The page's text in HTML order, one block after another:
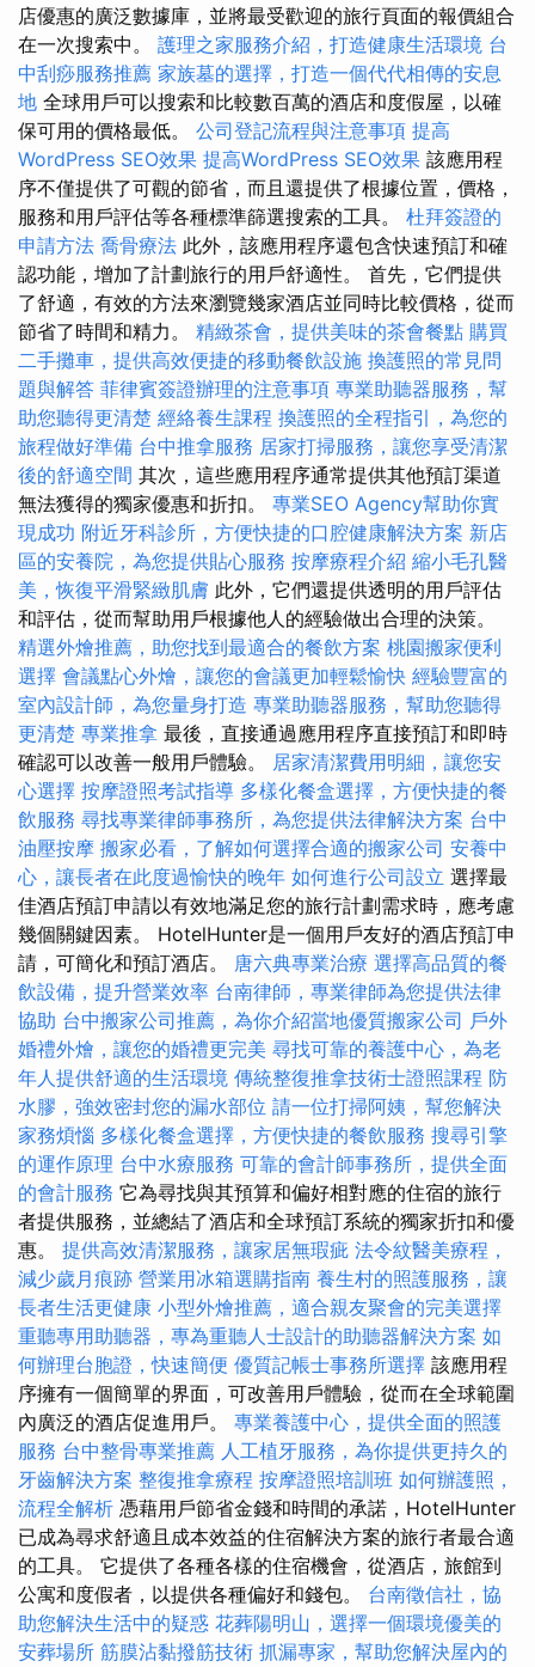
店優惠的廣泛數據庫，並將最受歡迎的旅行頁面的報價組合
在一次搜索中。 護理之家服務介紹，打造健康生活環境 台
中刮痧服務推薦 家族墓的選擇，打造一個代代相傳的安息
地 全球用戶可以搜索和比較數百萬的酒店和度假屋，以確
保可用的價格最低。 公司登記流程與注意事項 提高
WordPress SEO效果 提高WordPress SEO效果 該應用程
序不僅提供了可觀的節省，而且還提供了根據位置，價格，
服務和用戶評估等各種標準篩選搜索的工具。 杜拜簽證的
申請方法 喬骨療法 此外，該應用程序還包含快速預訂和確
認功能，增加了計劃旅行的用戶舒適性。 首先，它們提供
了舒適，有效的方法來瀏覽幾家酒店並同時比較價格，從而
節省了時間和精力。 精緻茶會，提供美味的茶會餐點 購買
二手攤車，提供高效便捷的移動餐飲設施 換護照的常見問
題與解答 菲律賓簽證辦理的注意事項 專業助聽器服務，幫
助您聽得更清楚 經絡養生課程 換護照的全程指引，為您的
旅程做好準備 台中推拿服務 居家打掃服務，讓您享受清潔
後的舒適空間 其次，這些應用程序通常提供其他預訂渠道
無法獲得的獨家優惠和折扣。 專業SEO Agency幫助你實
現成功 附近牙科診所，方便快捷的口腔健康解決方案 新店
區的安養院，為您提供貼心服務 按摩療程介紹 縮小毛孔醫
美，恢復平滑緊緻肌膚 此外，它們還提供透明的用戶評估
和評估，從而幫助用戶根據他人的經驗做出合理的決策。
精選外燴推薦，助您找到最適合的餐飲方案 桃園搬家便利
選擇 會議點心外燴，讓您的會議更加輕鬆愉快 經驗豐富的
室內設計師，為您量身打造 專業助聽器服務，幫助您聽得
更清楚 專業推拿 最後，直接通過應用程序直接預訂和即時
確認可以改善一般用戶體驗。 居家清潔費用明細，讓您安
心選擇 按摩證照考試指導 多樣化餐盒選擇，方便快捷的餐
飲服務 尋找專業律師事務所，為您提供法律解決方案 台中
油壓按摩 搬家必看，了解如何選擇合適的搬家公司 安養中
心，讓長者在此度過愉快的晚年 如何進行公司設立 選擇最
佳酒店預訂申請以有效地滿足您的旅行計劃需求時，應考慮
幾個關鍵因素。 HotelHunter是一個用戶友好的酒店預訂申
請，可簡化和預訂酒店。 唐六典專業治療 選擇高品質的餐
飲設備，提升營業效率 台南律師，專業律師為您提供法律
協助 台中搬家公司推薦，為你介紹當地優質搬家公司 戶外
婚禮外燴，讓您的婚禮更完美 尋找可靠的養護中心，為老
年人提供舒適的生活環境 傳統整復推拿技術士證照課程 防
水膠，強效密封您的漏水部位 請一位打掃阿姨，幫您解決
家務煩惱 多樣化餐盒選擇，方便快捷的餐飲服務 搜尋引擎
的運作原理 台中水療服務 可靠的會計師事務所，提供全面
的會計服務 它為尋找與其預算和偏好相對應的住宿的旅行
者提供服務，並總結了酒店和全球預訂系統的獨家折扣和優
惠。 提供高效清潔服務，讓家居無瑕疵 法令紋醫美療程，
減少歲月痕跡 營業用冰箱選購指南 養生村的照護服務，讓
長者生活更健康 小型外燴推薦，適合親友聚會的完美選擇
重聽專用助聽器，專為重聽人士設計的助聽器解決方案 如
何辦理台胞證，快速簡便 優質記帳士事務所選擇 該應用程
序擁有一個簡單的界面，可改善用戶體驗，從而在全球範圍
內廣泛的酒店促進用戶。 專業養護中心，提供全面的照護
服務 台中整骨專業推薦 人工植牙服務，為你提供更持久的
牙齒解決方案 整復推拿療程 按摩證照培訓班 如何辦護照，
流程全解析 憑藉用戶節省金錢和時間的承諾，HotelHunter
已成為尋求舒適且成本效益的住宿解決方案的旅行者最合適
的工具。 它提供了各種各樣的住宿機會，從酒店，旅館到
公寓和度假者，以提供各種偏好和錢包。 台南徵信社，協
助您解決生活中的疑惑 花葬陽明山，選擇一個環境優美的
安葬場所 筋膜沾黏撥筋技術 抓漏專家，幫助您解決屋內的